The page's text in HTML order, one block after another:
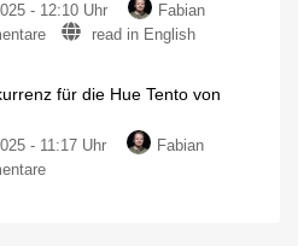
und
Hue
günstiger
von
Hue
- 12:10 Uhr
Fabian
zu
Neue,
und
günstige
read in English
für die Hue Tento von
- 11:17 Uhr
Fabian
zu